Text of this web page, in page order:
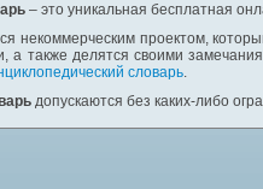
– это уникальная бесплатная
некоммерческим проектом,
а также делятся своими
словарь.
допускаются без каких-либо